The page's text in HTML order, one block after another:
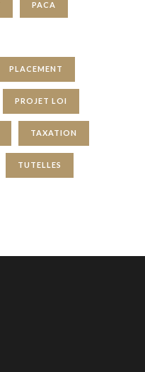
PACA
PLACEMENT
PROJET LOI
TAXATION
TUTELLES